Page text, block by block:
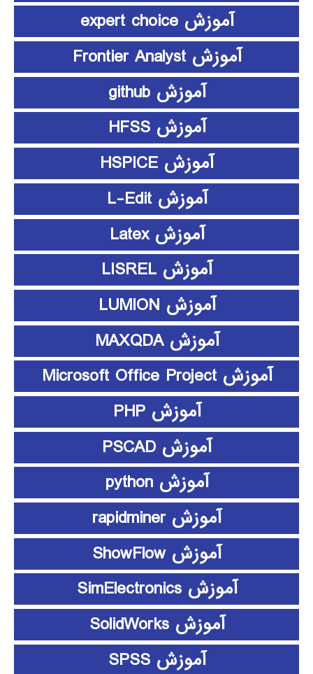
آموزش expert choice
آموزش Frontier Analyst
آموزش github
آموزش HFSS
آموزش HSPICE
آموزش L-Edit
آموزش Latex
آموزش LISREL
آموزش LUMION
آموزش MAXQDA
آموزش Microsoft Office Project
آموزش PHP
آموزش PSCAD
آموزش python
آموزش rapidminer
آموزش ShowFlow
آموزش SimElectronics
آموزش SolidWorks
آموزش SPSS